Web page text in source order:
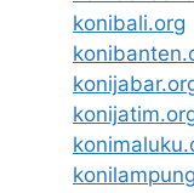
konibali.org